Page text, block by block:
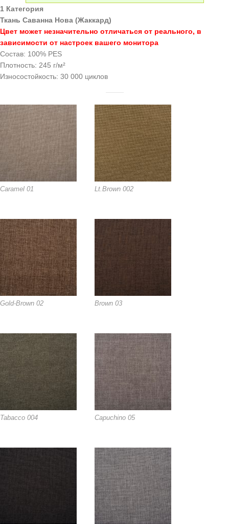
1 Категория
Ткань Саванна Нова (Жаккард)
Цвет может незначительно отличаться от реального, в
зависимости от настроек вашего монитора
Состав: 100% PES
Плотность: 245 г/м²
Износостойкость: 30 000 циклов
Caramel 01 Lt.Brown 002
Gold-Brown 02 Brown 03
Tabacco 004 Capuchino 05